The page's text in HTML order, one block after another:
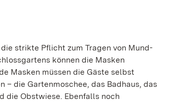
strikte Pflicht zum Tragen von Mund-
können die Masken
Masken müssen die Gäste selbst
die Gartenmoschee, das Badhaus, das
die Obstwiese. Ebenfalls noch